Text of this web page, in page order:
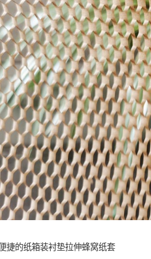
捷的纸箱装衬垫拉伸蜂窝纸套